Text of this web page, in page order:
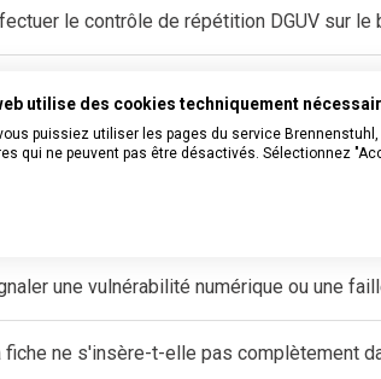
le contrôle de répétition DGUV sur
les différences entre les types de câbles
multiprise brennenstuhl® n'a-t-il pas
doivent-ils faire l'objet d'un
une vulnérabilité numérique ou une
fiche ne s'insère-t-elle pas complètement
utilise des cookies techniquement
puissiez utiliser les pages du service
qui ne peuvent pas être désactivés. Sélectionnez